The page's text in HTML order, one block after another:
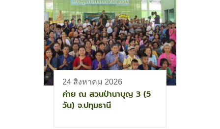
24 สิงหาคม 2026
ค่าย ณ สวนป่านาบุญ 3 (5
วัน) จ.ปทุมธานี